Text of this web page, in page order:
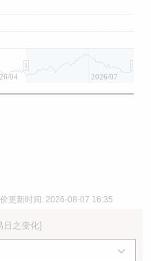
04 2026/07
更新时间: 2026-08-07 16:35
日之变化]